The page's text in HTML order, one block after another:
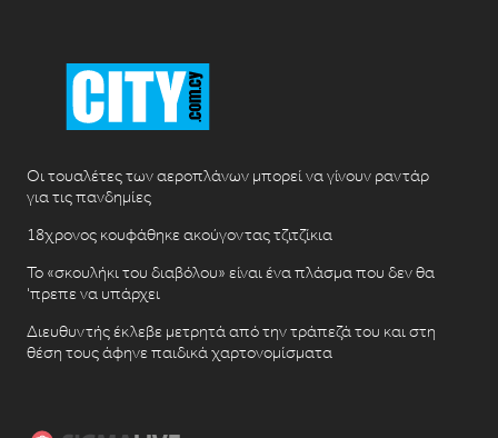
Οι τουαλέτες των αεροπλάνων μπορεί να γίνουν ραντάρ
για τις πανδημίες
18χρονος κουφάθηκε ακούγοντας τζιτζίκια
Το «σκουλήκι του διαβόλου» είναι ένα πλάσμα που δεν θα
‘πρεπε να υπάρχει
Διευθυντής έκλεβε μετρητά από την τράπεζά του και στη
θέση τους άφηνε παιδικά χαρτονομίσματα